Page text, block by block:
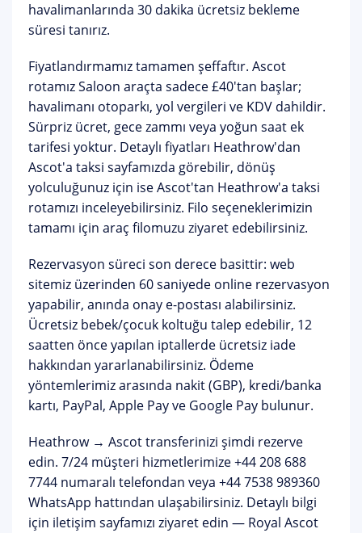
havalimanlarında 30 dakika ücretsiz bekleme
süresi tanırız.
Fiyatlandırmamız tamamen şeffaftır. Ascot
rotamızSaloon araçta sadece £40'tan başlar;
havalimanı otoparkı, yol vergileri ve KDV dahildir.
Sürpriz ücret, gece zammı veya yoğun saat ek
tarifesi yoktur. Detaylı fiyatları Heathrow'dan
Ascot'a taksi sayfamızda görebilir, dönüş
yolculuğunuz için iseAscot'tan Heathrow'a taksi
rotamızı inceleyebilirsiniz. Filo seçeneklerimizin
tamamı için araç filomuzu ziyaret edebilirsiniz.
Rezervasyon süreci son derece basittir: web
sitemiz üzerinden 60 saniyede online rezervasyon
yapabilir, anında onay e-postası alabilirsiniz.
Ücretsiz bebek/çocuk koltuğu talep edebilir, 12
saatten önce yapılan iptallerde ücretsiz iade
hakkından yararlanabilirsiniz. Ödeme
yöntemlerimiz arasında nakit (GBP), kredi/banka
kartı, PayPal, Apple Pay ve Google Pay bulunur.
Heathrow → Ascot transferinizi şimdi rezerve
edin. 7/24 müşteri hizmetlerimize+44 208 688
7744 numaralı telefondan veya +44 7538 989360
WhatsApp hattından ulaşabilirsiniz. Detaylı bilgi
için iletişim sayfamızı ziyaret edin — Royal Ascot